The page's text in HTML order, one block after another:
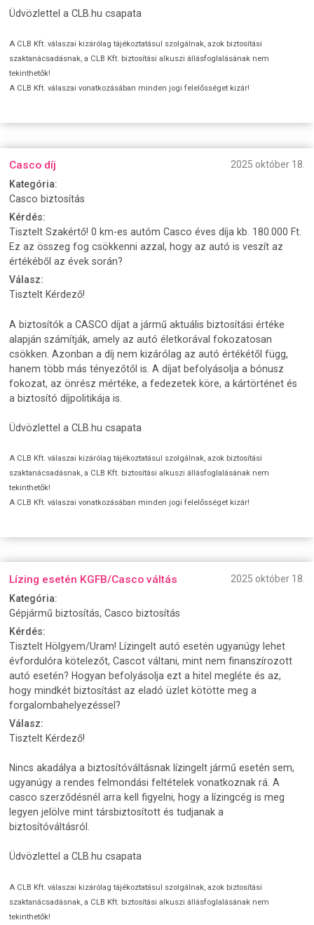
Üdvözlettel a CLB.hu csapata
A CLB Kft. válaszai kizárólag tájékoztatásul szolgálnak, azok biztosítási
szaktanácsadásnak, a CLB Kft. biztosítási alkuszi állásfoglalásának nem
tekinthetők!
A CLB Kft. válaszai vonatkozásában minden jogi felelősséget kizár!
Casco díj
2025 október 18.
Kategória:
Casco biztosítás
Kérdés:
Tisztelt Szakértő! 0 km-es autóm Casco éves díja kb. 180.000 Ft.
Ez az összeg fog csökkenni azzal, hogy az autó is veszít az
értékéből az évek során?
Válasz:
Tisztelt Kérdező!
A biztosítók a CASCO díjat a jármű aktuális biztosítási értéke
alapján számítják, amely az autó életkorával fokozatosan
csökken. Azonban a díj nem kizárólag az autó értékétől függ,
hanem több más tényezőtől is. A díjat befolyásolja a bónusz
fokozat, az önrész mértéke, a fedezetek köre, a kártörténet és
a biztosító díjpolitikája is.
Üdvözlettel a CLB.hu csapata
A CLB Kft. válaszai kizárólag tájékoztatásul szolgálnak, azok biztosítási
szaktanácsadásnak, a CLB Kft. biztosítási alkuszi állásfoglalásának nem
tekinthetők!
A CLB Kft. válaszai vonatkozásában minden jogi felelősséget kizár!
Lízing esetén KGFB/Casco váltás
2025 október 18.
Kategória:
Gépjármű biztosítás, Casco biztosítás
Kérdés:
Tisztelt Hölgyem/Uram! Lízingelt autó esetén ugyanúgy lehet
évfordulóra kötelezőt, Cascot váltani, mint nem finanszírozott
autó esetén? Hogyan befolyásolja ezt a hitel megléte és az,
hogy mindkét biztosítást az eladó üzlet kötötte meg a
forgalombahelyezéssel?
Válasz:
Tisztelt Kérdező!
Nincs akadálya a biztosítóváltásnak lízingelt jármű esetén sem,
ugyanúgy a rendes felmondási feltételek vonatkoznak rá. A
casco szerződésnél arra kell figyelni, hogy a lízingcég is meg
legyen jelölve mint társbiztosított és tudjanak a
biztosítóváltásról.
Üdvözlettel a CLB.hu csapata
A CLB Kft. válaszai kizárólag tájékoztatásul szolgálnak, azok biztosítási
szaktanácsadásnak, a CLB Kft. biztosítási alkuszi állásfoglalásának nem
tekinthetők!